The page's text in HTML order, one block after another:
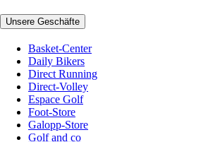
Unsere Geschäfte
Basket-Center
Daily Bikers
Direct Running
Direct-Volley
Espace Golf
Foot-Store
Galopp-Store
Golf and co